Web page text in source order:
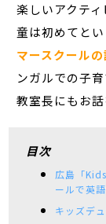
楽しいアクテ
童は初めてと
マースクールの
ンガルでの子
教室長にもお話
目次
広島「
ールで英
キッズデ